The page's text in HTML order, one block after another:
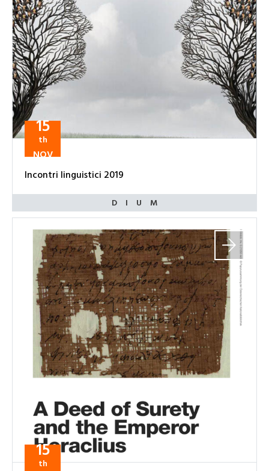
15
th
NOV
Incontri linguistici 2019
15
th